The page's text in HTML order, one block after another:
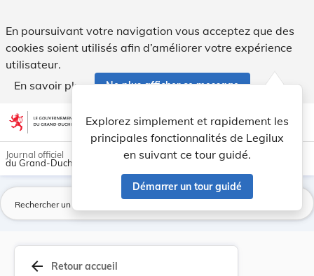
En poursuivant votre navigation vous acceptez que des
cookies soient utilisés afin d’améliorer votre expérience
utilisateur.
En savoir plus
Ne plus afficher ce message
Aller au contenu account_circle help Aide
Explorez simplement et rapidement les
principales fonctionnalités de Legilux
en suivant ce tour guidé.
Démarrer un tour guidé
light_mode dark_mode
Journal officiel
du Grand-Duché de Luxembourg
arrow_back Retour accueil